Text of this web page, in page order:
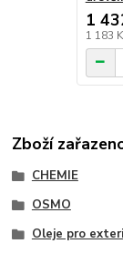
1
1 183
Zboží
CHEMIE
OSMO
Oleje pro